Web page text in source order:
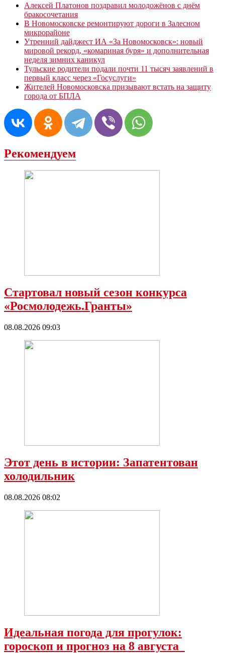
Алексей Платонов поздравил молодожёнов с днём
бракосочетания
В Новомосковске ремонтируют дороги в Залесном
микрорайоне
Утренний дайджест ИА «За Новомосковск»: новый
мировой рекорд, «комариная буря» и дополнительная
неделя зимних каникул
Тульские родители подали почти 11 тысяч заявлений в
первый класс через «Госуслуги»
Жителей Новомосковска призывают встать на защиту
города от БПЛА
Рекомендуем
Стартовал новый сезон конкурса
«Росмолодежь.Гранты»
08.08.2026 09:03
Этот день в истории: Запатентован
холодильник
08.08.2026 08:02
Идеальная погода для прогулок:
гороскоп и прогноз на 8 августа